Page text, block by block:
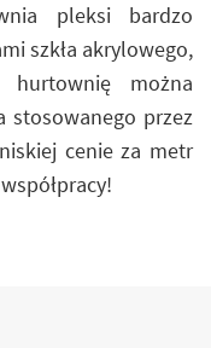
pleksi bardzo
szkła akrylowego,
można
stosowanego przez
cenie za metr